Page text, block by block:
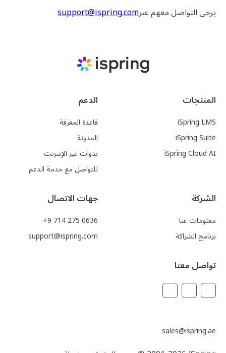
يرجى التواصل معهم عبرsupport@ispring.com
المنتجات
iSpring LMS
iSpring Suite
iSpring Cloud AI
الشركة
معلومات عنا
برنامج الشراكة
الدعم
قاعدة المعرفة
المدونة
ندوات عبر الإنترنت
للتواصل مع خدمة الدعم
جهات الاتصال
+9 714 275 0636
support@ispring.com
تواصل معنا
sales@ispring.ae